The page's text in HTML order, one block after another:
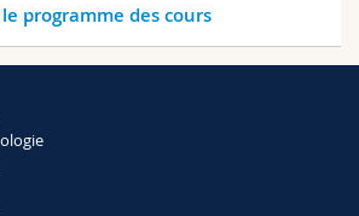
programme des cours